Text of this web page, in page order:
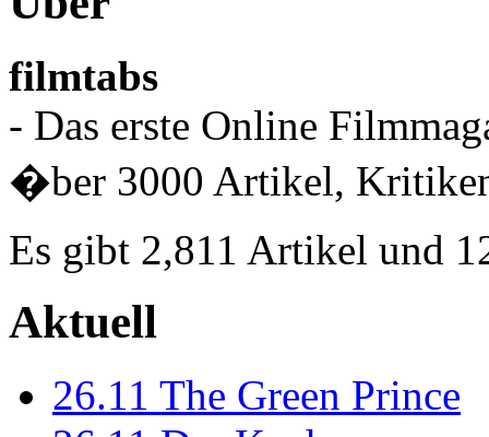
filmtabs
- Das erste Online
�ber 3000 Artikel,
Es gibt 2,811 Artikel und
Aktuell
26.11 The Green Prince